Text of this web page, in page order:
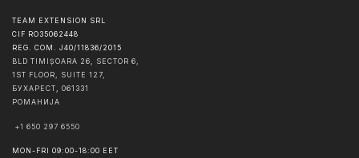
TEAM EXTENSION SRL
CIF RO35062448
REG. COM. J40/11836/2015
BLD TIMIȘOARA 26, SECTOR 6,
1ST FLOOR, SUITE 127,
БУХАРЕСТ
061331
РОМАНИЈА
+1 650 297 6550
MON-FRI 09:00-18:00 EET